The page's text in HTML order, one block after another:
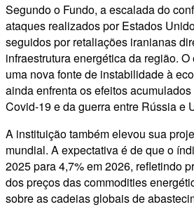
Segundo o Fundo, a escalada do
ataques realizados por Estados
seguidos por retaliações iranianas
infraestrutura energética da região.
uma nova fonte de instabilidade à
ainda enfrenta os efeitos
Covid-19 e da guerra entre Rússia e
A instituição também elevou sua
mundial. A expectativa é de que o
2025 para 4,7% em 2026, refletindo
dos preços das commodities
sobre as cadeias globais de